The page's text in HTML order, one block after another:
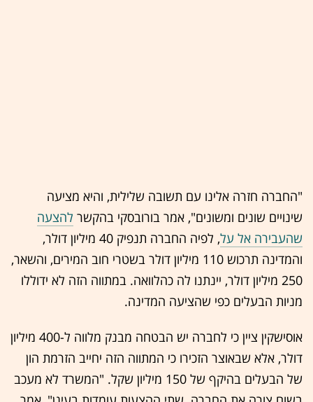
"החברה חזרה אלינו עם תשובה שלילית, והיא מציעה
שינויים שונים ומשונים", אמר בורובסקי בהקשר להצעה
שהעבירה אל על
, לפיה החברה תנפיק 40 מיליון דולר,
והמדינה תרכוש 110 מיליון דולר בשטרי חוב המירים, והשאר,
250 מיליון דולר, יינתנו לה כהלוואה. במתווה הזה לא ידוללו
מניות הבעלים כפי שהציעה המדינה.
אוסישקין ציין כי לחברה יש הבטחה מבנק מלווה ל-400 מיליון
דולר, אלא שבאוצר הזכירו כי המתווה הזה יחייב הזרמת הון
של הבעלים בהיקף של 150 מיליון שקל. "המשרד לא מעכב